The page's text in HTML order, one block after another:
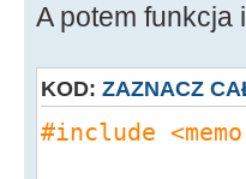
A potem funkcja
KOD: ZAZNACZ
#include